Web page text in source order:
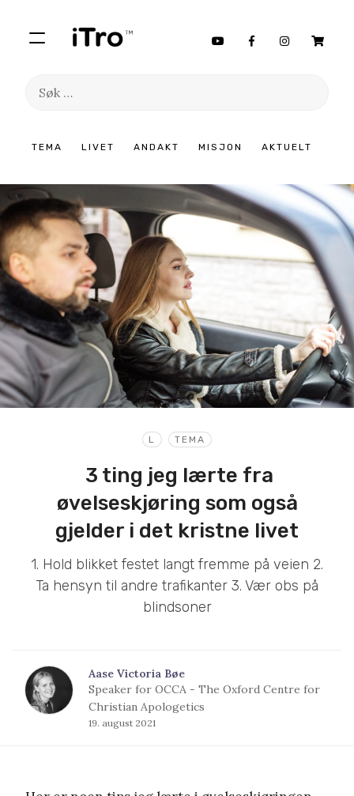
TEMA LIVET ANDAKT MISJON AKTUELT
Søk
innhold
L TEMA
3 ting jeg lærte fra
øvelseskjøring som også
gjelder i det kristne livet
1. Hold blikket festet langt fremme på veien 2.
Ta hensyn til andre trafikanter 3. Vær obs på
blindsoner
Aase Victoria Bøe
Speaker for OCCA - The Oxford Centre for
Christian Apologetics
19. august 2021